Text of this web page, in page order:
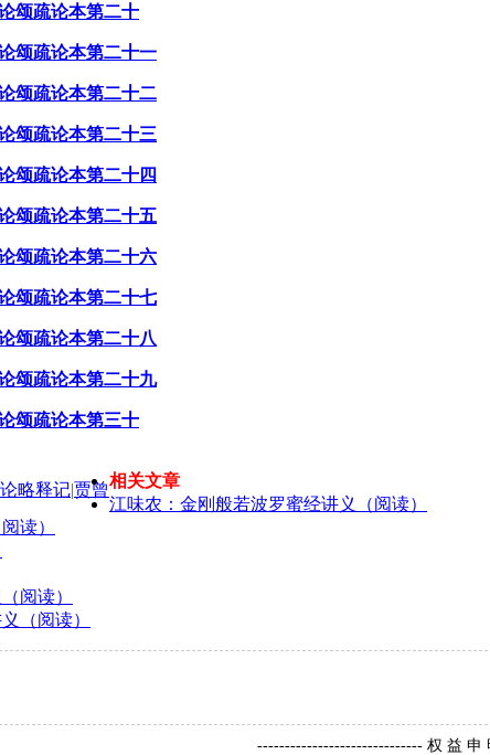
颂疏论本第二十
颂疏论本第二十一
颂疏论本第二十二
颂疏论本第二十三
颂疏论本第二十四
颂疏论本第二十五
颂疏论本第二十六
颂疏论本第二十七
颂疏论本第二十八
颂疏论本第二十九
颂疏论本第三十
略释记|贾曾相关文章
江味农：金刚般若波罗蜜经讲义（阅读）
读）
阅读）
（阅读）
------------------------------ 权 益 申